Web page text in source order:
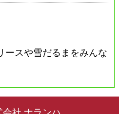
ースや雪だるまをみんな